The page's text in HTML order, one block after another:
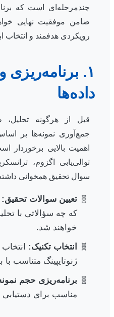
چندمرحله‌ای است که
ضامن موفقیت نهایی
رویکردی هدفمند و
۱.
داده‌ها
قبل از هرگونه
جمع‌آوری نمونه‌ها بر
اهمیت بالایی برخوردار
توالی‌یابی اگزوم،
سوال تحقیق همخوانی
تعیین سوالات تحقیق:
که چه سؤالاتی با
خواهند شد.
انتخاب تکنیک:
ژنوتایپینگ متناسب
برنامه‌ریزی حجم
مناسب برای دستیابی